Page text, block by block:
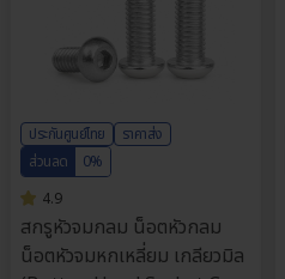
ประกันศูนย์ไทย
ราคาส่ง
ส่วนลด
0%
4.9
สกรูหัวจมกลม น็อตหัวกลม
น็อตหัวจมหกเหลี่ยม เกลียวมิล